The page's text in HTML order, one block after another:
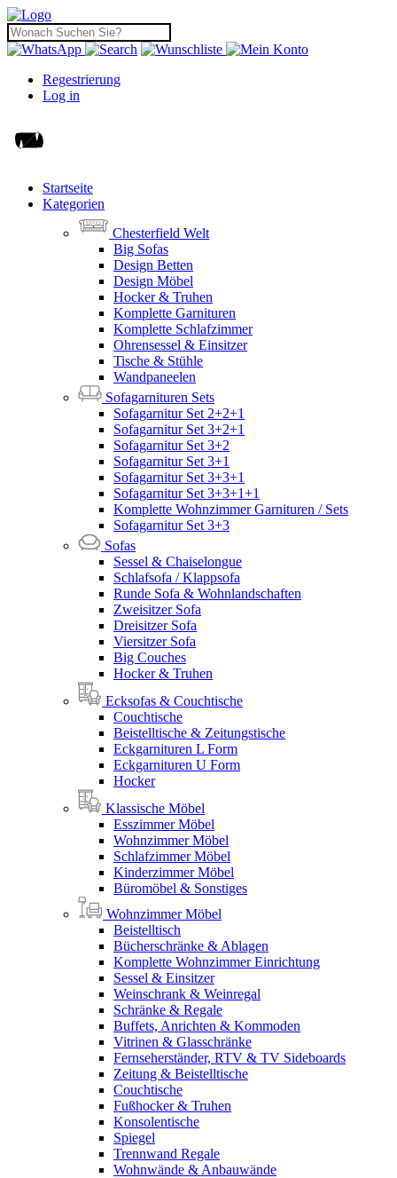
Regestrierung
Log in
Startseite
Kategorien
Chesterfield Welt
Big Sofas
Design Betten
Design Möbel
Hocker & Truhen
Komplette Garnituren
Komplette Schlafzimmer
Ohrensessel & Einsitzer
Tische & Stühle
Wandpaneelen
Sofagarnituren Sets
Sofagarnitur Set 2+2+1
Sofagarnitur Set 3+2+1
Sofagarnitur Set 3+2
Sofagarnitur Set 3+1
Sofagarnitur Set 3+3+1
Sofagarnitur Set 3+3+1+1
Komplette Wohnzimmer Garnituren / Sets
Sofagarnitur Set 3+3
Sofas
Sessel & Chaiselongue
Schlafsofa / Klappsofa
Runde Sofa & Wohnlandschaften
Zweisitzer Sofa
Dreisitzer Sofa
Viersitzer Sofa
Big Couches
Hocker & Truhen
Ecksofas & Couchtische
Couchtische
Beistelltische & Zeitungstische
Eckgarnituren L Form
Eckgarnituren U Form
Hocker
Klassische Möbel
Esszimmer Möbel
Wohnzimmer Möbel
Schlafzimmer Möbel
Kinderzimmer Möbel
Büromöbel & Sonstiges
Wohnzimmer Möbel
Beistelltisch
Bücherschränke & Ablagen
Komplette Wohnzimmer Einrichtung
Sessel & Einsitzer
Weinschrank & Weinregal
Schränke & Regale
Buffets, Anrichten & Kommoden
Vitrinen & Glasschränke
Fernseherständer, RTV & TV Sideboards
Zeitung & Beistelltische
Couchtische
Fußhocker & Truhen
Konsolentische
Spiegel
Trennwand Regale
Wohnwände & Anbauwände